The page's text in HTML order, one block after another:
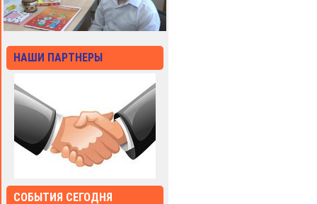
НАШИ ПАРТНЕРЫ
СОБЫТИЯ СЕГОДНЯ